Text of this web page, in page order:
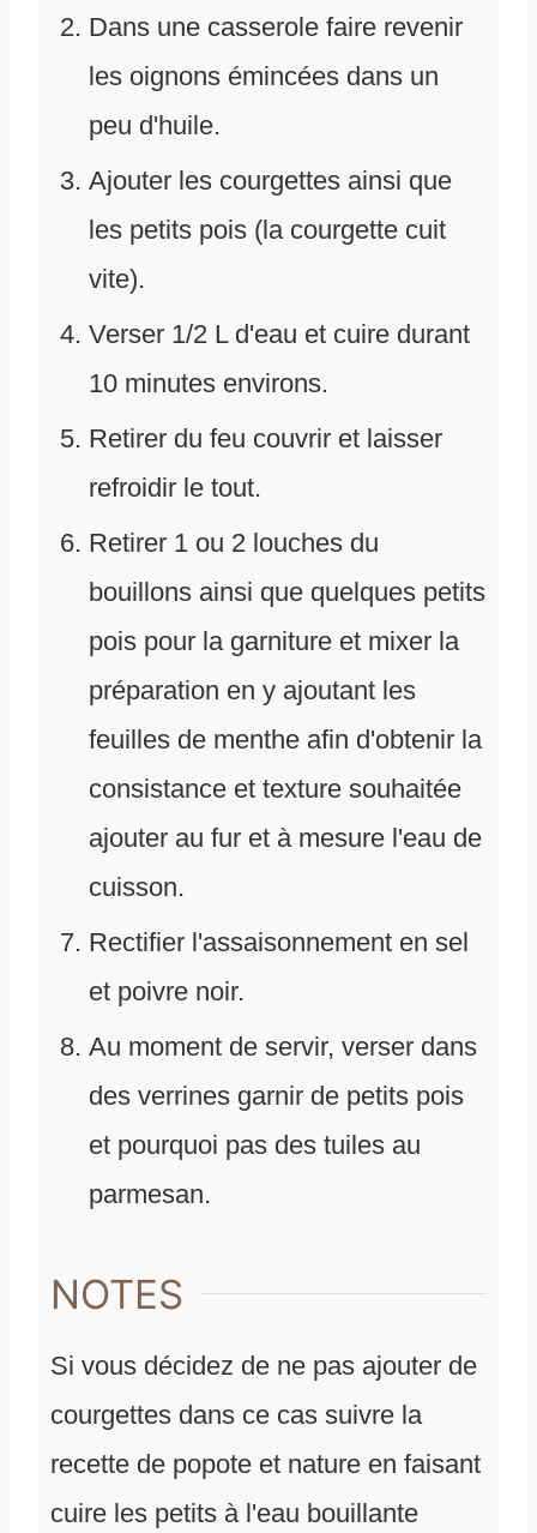
Dans une casserole faire revenir
les oignons émincées dans un
peu d'huile.
Ajouter les courgettes ainsi que
les petits pois (la courgette cuit
vite).
Verser 1/2 L d'eau et cuire durant
10 minutes environs.
Retirer du feu couvrir et laisser
refroidir le tout.
Retirer 1 ou 2 louches du
bouillons ainsi que quelques petits
pois pour la garniture et mixer la
préparation en y ajoutant les
feuilles de menthe afin d'obtenir la
consistance et texture souhaitée
ajouter au fur et à mesure l'eau de
cuisson.
Rectifier l'assaisonnement en sel
et poivre noir.
Au moment de servir, verser dans
des verrines garnir de petits pois
et pourquoi pas des tuiles au
parmesan.
NOTES
Si vous décidez de ne pas ajouter de
courgettes dans ce cas suivre la
recette de popote et nature en faisant
cuire les petits à l'eau bouillante